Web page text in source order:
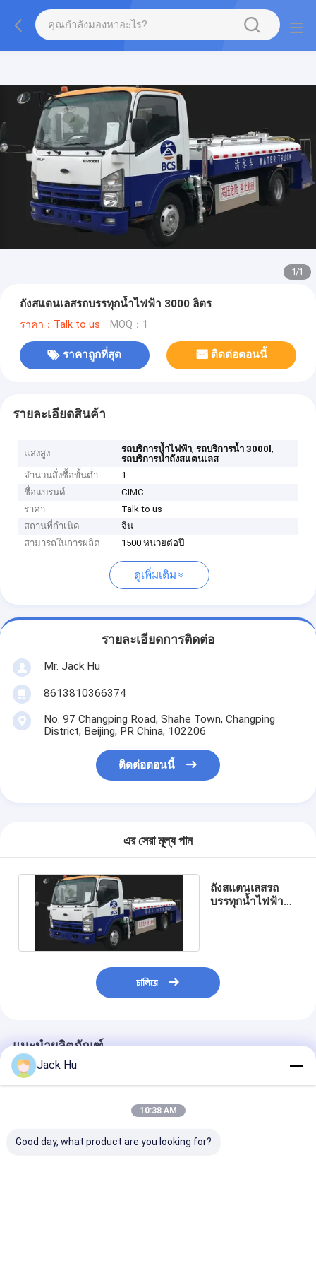
1/1
ถังสแตนเลสรถบรรทุกน้ำไฟฟ้า 3000 ลิตร
ราคา：Talk to us MOQ：1
ราคาถูกที่สุด ติดต่อตอนนี้
รายละเอียดสินค้า
แสงสูง รถบริการน้ำไฟฟ้า,รถบริการน้ำ 3000l,
รถบริการน้ำถังสแตนเลส
จำนวนสั่งซื้อขั้นต่ำ
1
ชื่อแบรนด์
CIMC
ราคา
Talk to us
สถานที่กำเนิด
จีน
สามารถในการผลิต
1500 หน่วยต่อปี
ดูเพิ่มเติม
รายละเอียดการติดต่อ
Mr. Jack Hu
8613810366374
No. 97 Changping Road, Shahe Town, Changping
District, Beijing, PR China, 102206
ติดต่อตอนนี้
এর সেরা মূল্য পান
ถังสแตนเลสรถ
บรรทุกน้ำไฟฟ้า
চালিয়ে
แนะนำผลิตภัณฑ์
Jack Hu
10:38 AM
Good day, what product are you looking for?